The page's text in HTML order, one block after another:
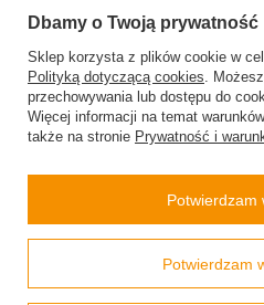
Pomoc
504199123 sklep@barberinis.pl
,32-087
W sklepie prezentujemy
Stawki VAT dla
Dbamy o Twoją prywatność
Sklep korzysta z plików cookie w
Polityką dotyczącą cookies.
przechowywania lub dostępu do
Więcej informacji na temat
także na stronie Prywatność i
Potwierdzam
Potwierdzam